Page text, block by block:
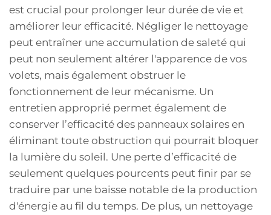
est crucial pour prolonger leur durée de vie et
améliorer leur efficacité. Négliger le nettoyage
peut entraîner une accumulation de saleté qui
peut non seulement altérer l'apparence de vos
volets, mais également obstruer le
fonctionnement de leur mécanisme. Un
entretien approprié permet également de
conserver l’efficacité des panneaux solaires en
éliminant toute obstruction qui pourrait bloquer
la lumière du soleil. Une perte d’efficacité de
seulement quelques pourcents peut finir par se
traduire par une baisse notable de la production
d'énergie au fil du temps. De plus, un nettoyage